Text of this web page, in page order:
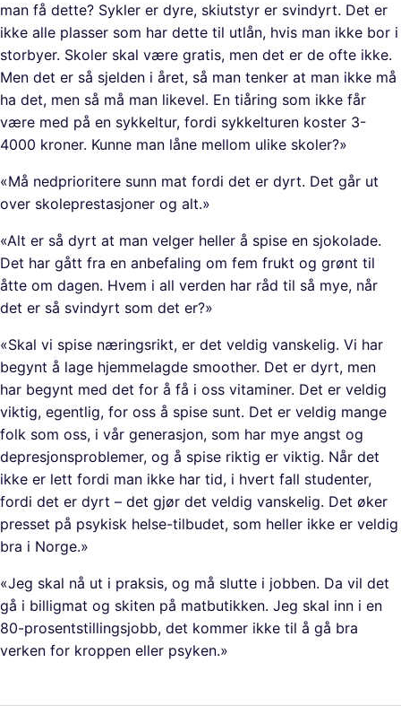
man få dette? Sykler er dyre, skiutstyr er svindyrt. Det er
ikke alle plasser som har dette til utlån, hvis man ikke bor i
storbyer. Skoler skal være gratis, men det er de ofte ikke.
Men det er så sjelden i året, så man tenker at man ikke må
ha det, men så må man likevel. En tiåring som ikke får
være med på en sykkeltur, fordi sykkelturen koster 3-
4000 kroner. Kunne man låne mellom ulike skoler?»
«Må nedprioritere sunn mat fordi det er dyrt. Det går ut
over skoleprestasjoner og alt.»
«Alt er så dyrt at man velger heller å spise en sjokolade.
Det har gått fra en anbefaling om fem frukt og grønt til
åtte om dagen. Hvem i all verden har råd til så mye, når
det er så svindyrt som det er?»
«Skal vi spise næringsrikt, er det veldig vanskelig. Vi har
begynt å lage hjemmelagde smoother. Det er dyrt, men
har begynt med det for å få i oss vitaminer. Det er veldig
viktig, egentlig, for oss å spise sunt. Det er veldig mange
folk som oss, i vår generasjon, som har mye angst og
depresjonsproblemer, og å spise riktig er viktig. Når det
ikke er lett fordi man ikke har tid, i hvert fall studenter,
fordi det er dyrt – det gjør det veldig vanskelig. Det øker
presset på psykisk helse-tilbudet, som heller ikke er veldig
bra i Norge.»
«Jeg skal nå ut i praksis, og må slutte i jobben. Da vil det
gå i billigmat og skiten på matbutikken. Jeg skal inn i en
80-prosentstillingsjobb, det kommer ikke til å gå bra
verken for kroppen eller psyken.»